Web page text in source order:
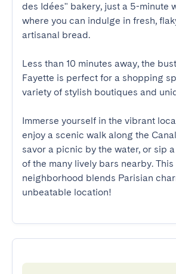
des Idées" bakery, just a 5-minute
where you can indulge in fresh,
artisanal bread.
Less than 10 minutes away, the
Fayette is perfect for a shopping
variety of stylish boutiques and
Immerse yourself in the vibrant
enjoy a scenic walk along the
savor a picnic by the water, or sip
of the many lively bars nearby.
neighborhood blends Parisian
unbeatable location!